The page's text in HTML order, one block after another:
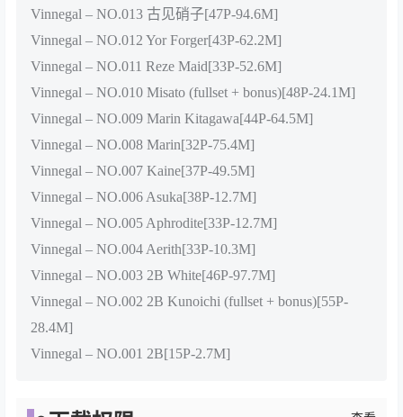
Vinnegal – NO.013 古见硝子[47P-94.6M]
Vinnegal – NO.012 Yor Forger[43P-62.2M]
Vinnegal – NO.011 Reze Maid[33P-52.6M]
Vinnegal – NO.010 Misato (fullset + bonus)[48P-24.1M]
Vinnegal – NO.009 Marin Kitagawa[44P-64.5M]
Vinnegal – NO.008 Marin[32P-75.4M]
Vinnegal – NO.007 Kaine[37P-49.5M]
Vinnegal – NO.006 Asuka[38P-12.7M]
Vinnegal – NO.005 Aphrodite[33P-12.7M]
Vinnegal – NO.004 Aerith[33P-10.3M]
Vinnegal – NO.003 2B White[46P-97.7M]
Vinnegal – NO.002 2B Kunoichi (fullset + bonus)[55P-
28.4M]
Vinnegal – NO.001 2B[15P-2.7M]